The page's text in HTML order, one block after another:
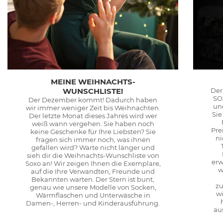
MEINE WEIHNACHTS-
WUNSCHLISTE!
Der Dezember kommt! Dadurch haben
wir immer weniger Zeit bis Weihnachten.
Der letzte Monat dieses Jahres wird wer
weiß wann vergehen. Sie haben noch
keine Geschenke für Ihre Liebsten? Sie
fragen sich immer noch, was ihnen
gefallen wird? Warte nicht länger und
sieh dir die Weihnachts-Wunschliste von
Soxo an! Wir zeigen Ihnen die Exemplare,
auf die Ihre Verwandten, Freunde und
Bekannten warten. Der Stern ist bunt,
genau wie unsere Modelle von Socken,
Wärmflaschen und Unterwäsche in
Damen-, Herren- und Kinderausführung.